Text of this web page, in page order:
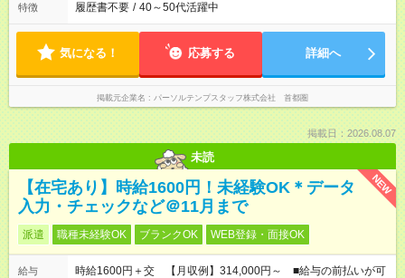
特徴 履歴書不要 / 40～50代活躍中
気になる！ 応募する 詳細へ
掲載元企業名 パーソルテンプスタッフ株式会社 首都圏
掲載日：2026.08.07
未読
NEW
【在宅あり】時給1600円！未経験OK＊データ
入力・チェックなど＠11月まで
派遣 職種未経験OK ブランクOK WEB登録・面接OK
給与
時給1600円＋交 【月収例】314,000円～ ■給与の前払いが可